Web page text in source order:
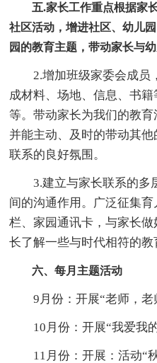
五.家长工作重点根据家长
社区活动，增进社区、幼儿
园的教育主题，带动家长与
2.增加班级家委会成员
成材料、场地、信息、书
等。带动家长为我们的教育
并能主动、及时的带动其
联系的良好氛围。
3.建立与家长联系的多
间的沟通作用。广泛征集
栏、家园通讯卡，与家长
长了解一些与时代相符的教
六、每月主题活动
9月份：开展“老师，老
10月份：开展“我爱我
11月份：开展：活动“